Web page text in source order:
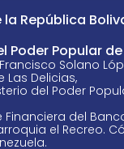
la República
Poder Popular
Solano
Las Delicias,
del Poder
Financiera del
el Recreo.